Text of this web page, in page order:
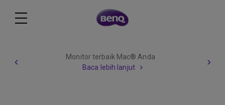
Monitor terbaik Mac® Anda
Baca lebih lanjut